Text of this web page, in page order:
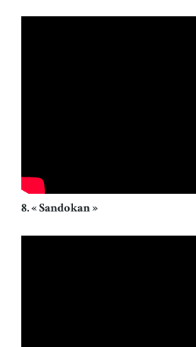
8. « Sandokan »